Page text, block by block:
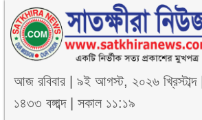
আজরবিবার |৯ই আগস্ট, ২০২৬ খ্রিস্টাব্দ|
১৪৩৩ বঙ্গাব্দ|সকাল ১১:১৯